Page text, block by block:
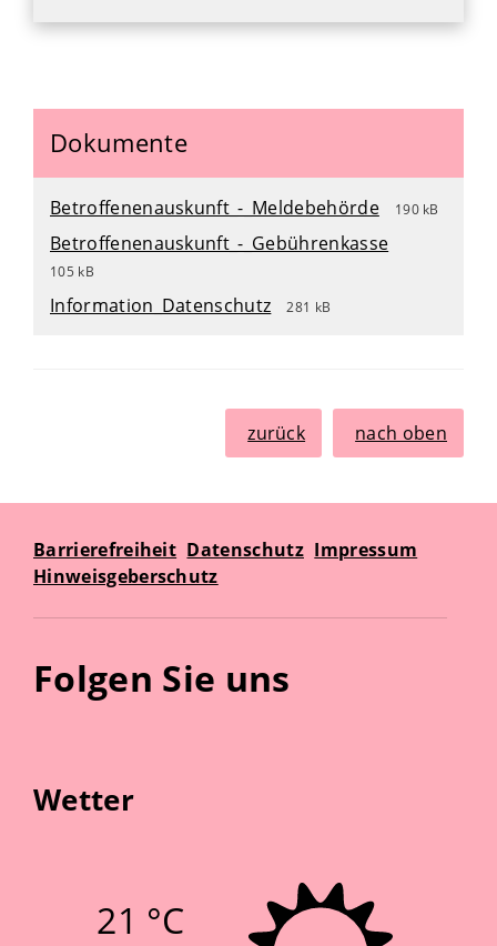
Dokumente
Betroffenenauskunft_-_Meldebehörde 190 kB
Betroffenenauskunft_-_Gebührenkasse
105 kB
Information_Datenschutz 281 kB
zurück nach oben
Barrierefreiheit Datenschutz Impressum
Hinweisgeberschutz
Folgen Sie uns
Wetter
21 °C